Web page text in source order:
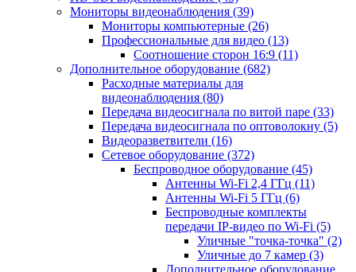
Мониторы видеонаблюдения (39)
Мониторы компьютерные (26)
Профессиональные для видео (13)
Соотношение сторон 16:9 (11)
Дополнительное оборудование (682)
Расходные материалы для
видеонаблюдения (80)
Передача видеосигнала по витой паре (33)
Передача видеосигнала по оптоволокну (5)
Видеоразветвители (16)
Сетевое оборудование (372)
Беспроводное оборудование (45)
Антенны Wi-Fi 2,4 ГГц (11)
Антенны Wi-Fi 5 ГГц (6)
Беспроводные комплекты
передачи IP-видео по Wi-Fi (5)
Уличные "точка-точка" (2)
Уличные до 7 камер (3)
Дополнительное оборудование